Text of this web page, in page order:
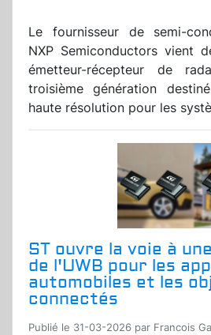
Le fournisseur de semi-
NXP Semiconductors vient
émetteur-récepteur de
troisième génération
haute résolution pour les
ST ouvre la voie à
de l'UWB pour les
automobiles et les
connectés
Publié le 31-03-2026 par Francois